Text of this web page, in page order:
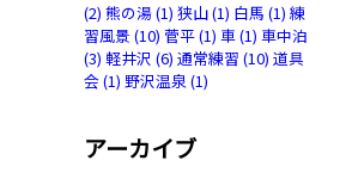
(2) 熊の湯(1) 狭山(1) 白馬 (1) 練
習風景(10) 菅平(1) 車(1) 車中泊
(3) 軽井沢 (6) 通常練習 (10) 道具
会 (1) 野沢温泉(1)
アーカイブ